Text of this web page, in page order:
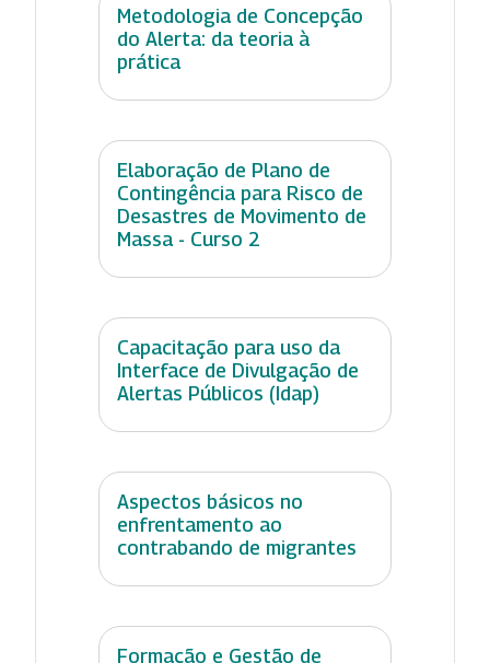
Metodologia de Concepção
do Alerta: da teoria à
prática
Elaboração de Plano de
Contingência para Risco de
Desastres de Movimento de
Massa - Curso 2
Capacitação para uso da
Interface de Divulgação de
Alertas Públicos (Idap)
Aspectos básicos no
enfrentamento ao
contrabando de migrantes
Formação e Gestão de